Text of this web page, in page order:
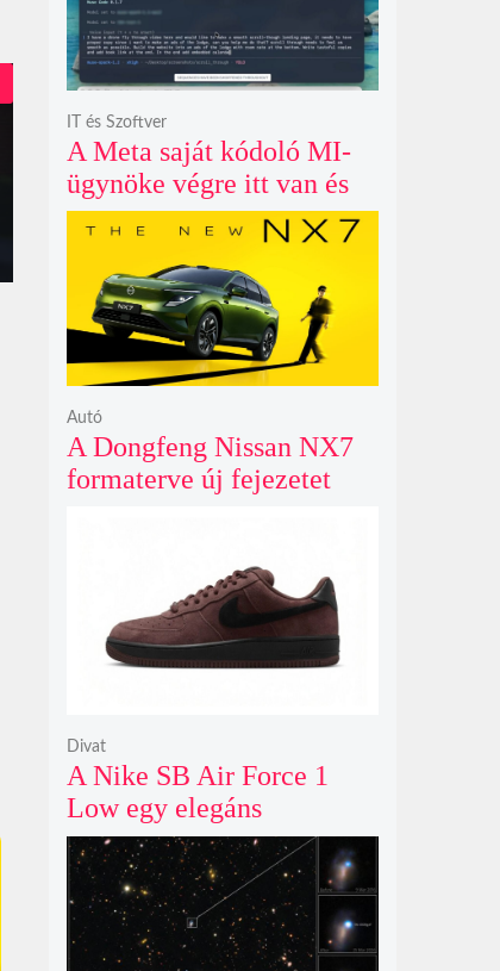
A Meta saját kódoló MI-
ügynöke végre itt van és
nem fél belenyúlni a
IT és Szoftver
A Dongfeng Nissan NX7
formaterve új fejezetet
Autó
A Nike SB Air Force 1
Low egy elegáns
világosbarna
színváltozatban bukkant
fel újra
Divat